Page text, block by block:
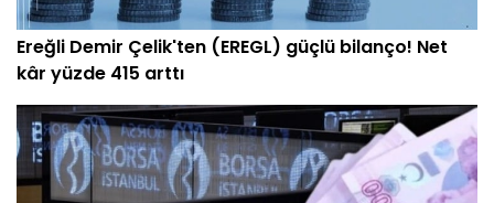
Ereğli Demir Çelik'ten (EREGL) güçlü bilanço! Net
kâr yüzde 415 arttı